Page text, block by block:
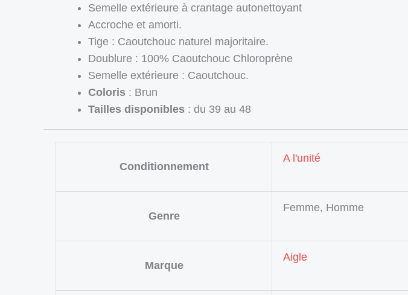
Semelle extérieure à crantage autonettoyant
Accroche et amorti.
Tige : Caoutchouc naturel majoritaire.
Doublure : 100% Caoutchouc Chloroprène
Semelle extérieure : Caoutchouc.
Coloris : Brun
Tailles disponibles : du 39 au 48
Conditionnement
A l'unité
Genre
Femme, Homme
Marque
Aigle